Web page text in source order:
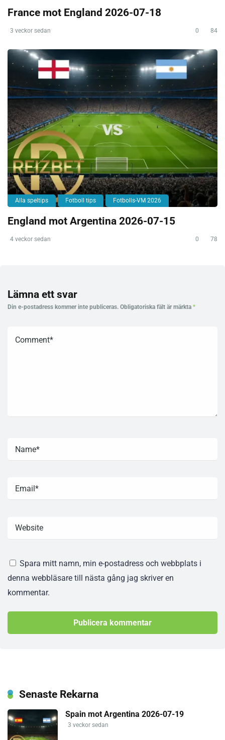
France mot England 2026-07-18
3 veckor sedan 0 84
Alla speltips Fotboll tips Fotbolls-VM 2026
England mot Argentina 2026-07-15
4 veckor sedan 0 78
Lämna ett svar
Din e-postadress kommer inte publiceras. Obligatoriska fält är märkta *
Spara mitt namn, min e-postadress och webbplats i
denna webbläsare till nästa gång jag skriver en
kommentar.
Senaste Rekarna
Spain mot Argentina 2026-07-19
3 veckor sedan